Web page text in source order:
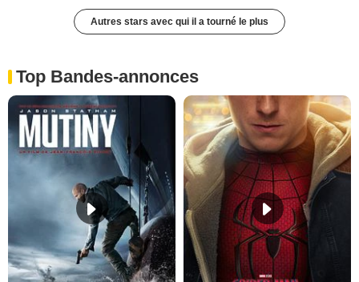
Autres stars avec qui il a tourné le plus
Top Bandes-annonces